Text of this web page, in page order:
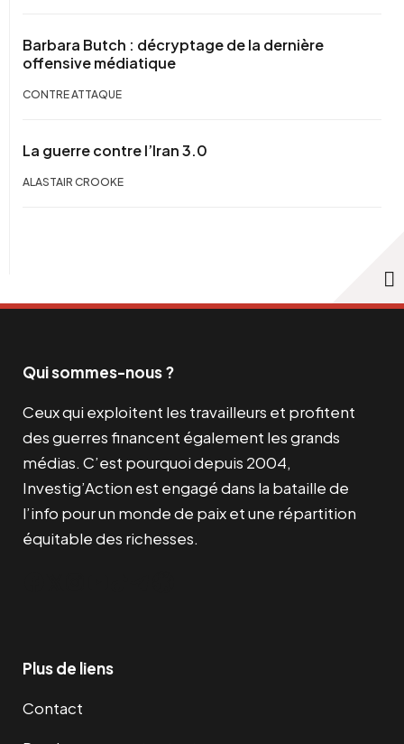
Barbara Butch : décryptage de la dernière
offensive médiatique
CONTRE ATTAQUE
La guerre contre l’Iran 3.0
ALASTAIR CROOKE
Qui sommes-nous ?
Ceux qui exploitent les travailleurs et profitent
des guerres financent également les grands
médias. C’est pourquoi depuis 2004,
Investig’Action est engagé dans la bataille de
l’info pour un monde de paix et une répartition
équitable des richesses.
Plus de liens
Contact